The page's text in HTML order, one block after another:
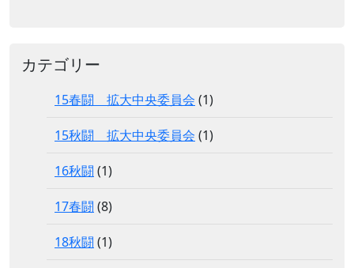
カテゴリー
15春闘 拡大中央委員会 (1)
15秋闘 拡大中央委員会 (1)
16秋闘 (1)
17春闘 (8)
18秋闘 (1)